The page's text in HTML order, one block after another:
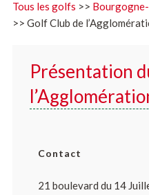
Tous les golfs >>
>> Golf Club de
Présentation
Contact
21 boulevard du 14